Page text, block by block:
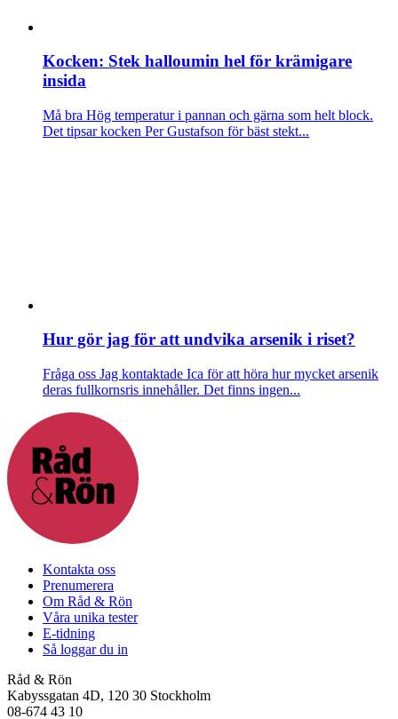
Kocken: Stek halloumin hel för krämigare
insida
Må bra Hög temperatur i pannan och gärna som helt block.
Det tipsar kocken Per Gustafson för bäst stekt...
Hur gör jag för att undvika arsenik i riset?
Fråga oss Jag kontaktade Ica för att höra hur mycket arsenik
deras fullkornsris innehåller. Det finns ingen...
Kontakta oss
Prenumerera
Om Råd & Rön
Våra unika tester
E-tidning
Så loggar du in
Råd & Rön
Kabyssgatan 4D, 120 30 Stockholm
08-674 43 10